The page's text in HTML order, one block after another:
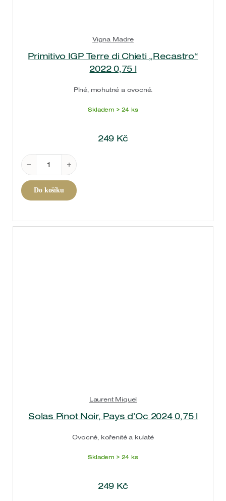
Vigna Madre
Primitivo IGP Terre di Chieti „Recastro“
2022 0,75 l
Plné, mohutné a ovocné.
Skladem > 24 ks
249 Kč
Primitivo IGP Terre di Chieti "Recastro" 2022 0,75 l
Do košíku
Laurent Miquel
Solas Pinot Noir, Pays d’Oc 2024 0,75 l
Ovocné, kořenité a kulaté
Skladem > 24 ks
249 Kč